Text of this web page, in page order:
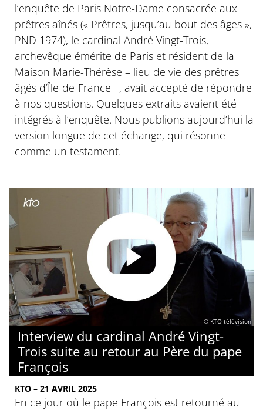
l’enquête de Paris Notre-Dame consacrée aux
prêtres aînés (« Prêtres, jusqu’au bout des âges »,
PND 1974), le cardinal André Vingt-Trois,
archevêque émérite de Paris et résident de la
Maison Marie-Thérèse – lieu de vie des prêtres
âgés d’Île-de-France –, avait accepté de répondre
à nos questions. Quelques extraits avaient été
intégrés à l’enquête. Nous publions aujourd’hui la
version longue de cet échange, qui résonne
comme un testament.
© KTO télévision
Interview du cardinal André Vingt-
Trois suite au retour au Père du pape
François
KTO – 21 AVRIL 2025
En ce jour où le pape François est retourné au